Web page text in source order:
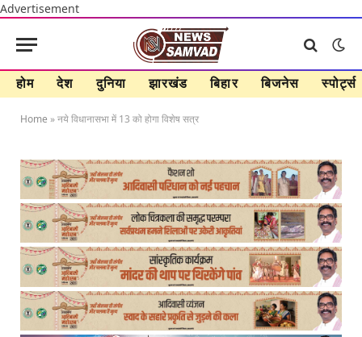
Advertisement
होम देश दुनिया झारखंड बिहार बिजनेस स्पोर्ट्स
Home »नये विधानासभा में 13 को होगा विशेष सत्र